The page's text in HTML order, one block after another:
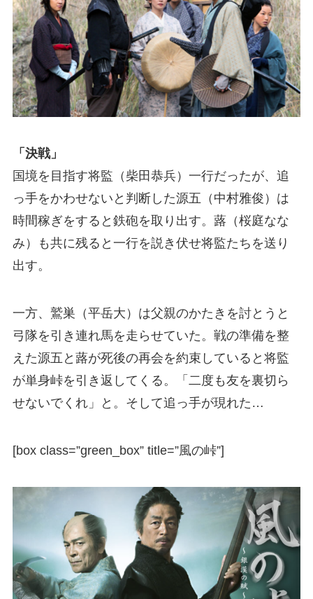
「決戦」
国境を目指す将監（柴田恭兵）一行だったが、追
っ手をかわせないと判断した源五（中村雅俊）は
時間稼ぎをすると鉄砲を取り出す。蕗（桜庭なな
み）も共に残ると一行を説き伏せ将監たちを送り
出す。
一方、鷲巣（平岳大）は父親のかたきを討とうと
弓隊を引き連れ馬を走らせていた。戦の準備を整
えた源五と蕗が死後の再会を約束していると将監
が単身峠を引き返してくる。「二度も友を裏切ら
せないでくれ」と。そして追っ手が現れた…
[box class=”green_box” title=”風の峠”]